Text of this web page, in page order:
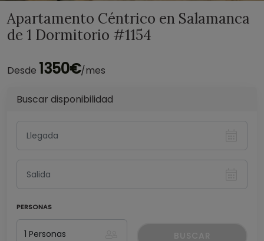
Apartamento Céntrico en Salamanca
de 1 Dormitorio #1154
Desde 1350€/mes
Buscar disponibilidad
PERSONAS